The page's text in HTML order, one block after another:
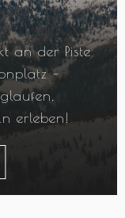
an der Piste
–
erleben!